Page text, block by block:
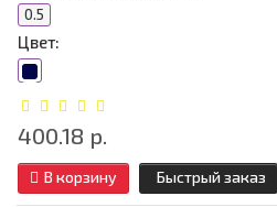
0.5
Цвет:
400.18 р.
В корзину Быстрый заказ